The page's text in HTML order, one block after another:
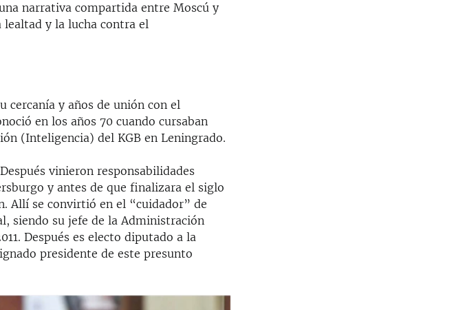
narrativa compartida entre Moscú y
lealtad y la lucha contra el
cercanía y años de unión con el
en los años 70 cuando cursaban
(Inteligencia) del KGB en Leningrado.
vinieron responsabilidades
y antes de que finalizara el siglo
Allí se convirtió en el “cuidador” de
siendo su jefe de la Administración
Después es electo diputado a la
presidente de este presunto